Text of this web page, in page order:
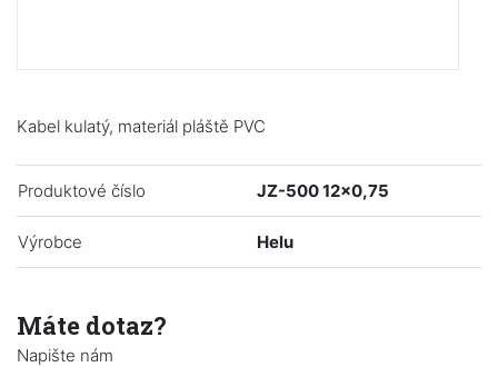
Kabel kulatý, materiál pláště PVC
Produktové číslo JZ-500 12x0,75
Výrobce Helu
Máte dotaz?
Napište nám